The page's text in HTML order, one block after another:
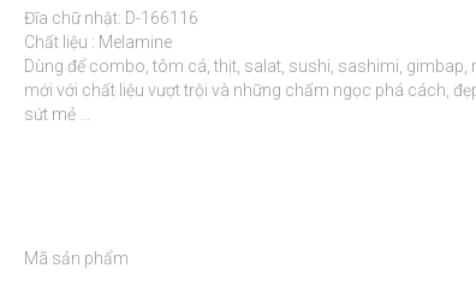
Đĩa chữ nhật: D-166116
Chất liệu : Melamine
Dùng để combo, tôm cá, thịt, salat, sushi, sashimi, gimbap,
mới với chất liệu vượt trội và những chấm ngọc phá cách,
sứt mẻ ...
Mã sản phẩm